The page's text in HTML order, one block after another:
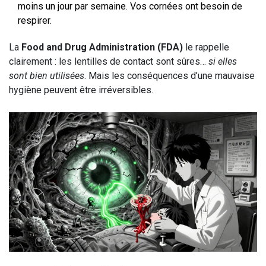
moins un jour par semaine. Vos cornées ont besoin de
respirer.
La Food and Drug Administration (FDA) le rappelle
clairement : les lentilles de contact sont sûres… si elles
sont bien utilisées. Mais les conséquences d’une mauvaise
hygiène peuvent être irréversibles.